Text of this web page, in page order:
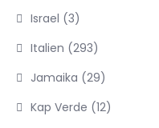
Israel (3)
Italien (293)
Jamaika (29)
Kap Verde (12)